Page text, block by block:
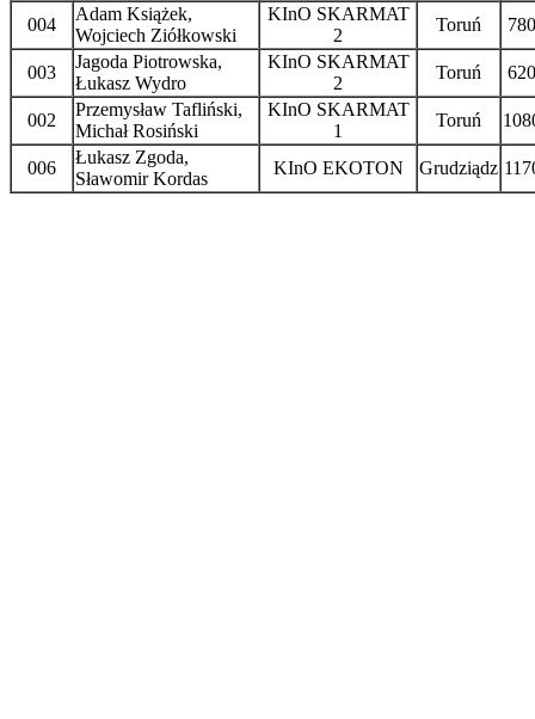
004
Adam Książek,
Wojciech Ziółkowski
KInO SKARMAT
2
Toruń 780
003
Jagoda Piotrowska,
Łukasz Wydro
KInO SKARMAT
2
Toruń 620
002
Przemysław Tafliński,
Michał Rosiński
KInO SKARMAT
1
Toruń
006
Łukasz Zgoda,
Sławomir Kordas
KInO EKOTON Grudziądz